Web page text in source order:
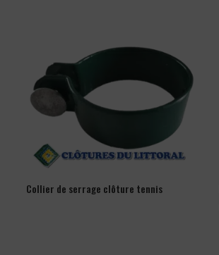
Collier de serrage clôture tennis